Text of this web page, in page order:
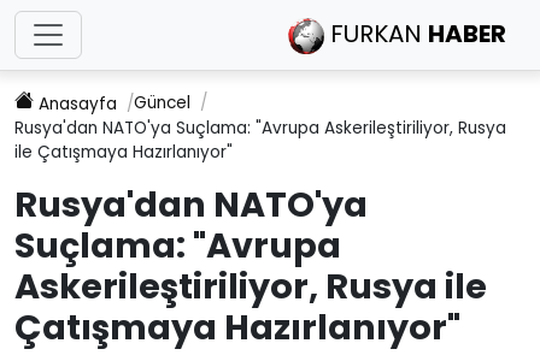
FURKAN HABER
Anasayfa
Güncel
Rusya'dan NATO'ya Suçlama: "Avrupa Askerileştiriliyor, Rusya
ile Çatışmaya Hazırlanıyor"
Rusya'dan NATO'ya
Suçlama: "Avrupa
Askerileştiriliyor, Rusya ile
Çatışmaya Hazırlanıyor"